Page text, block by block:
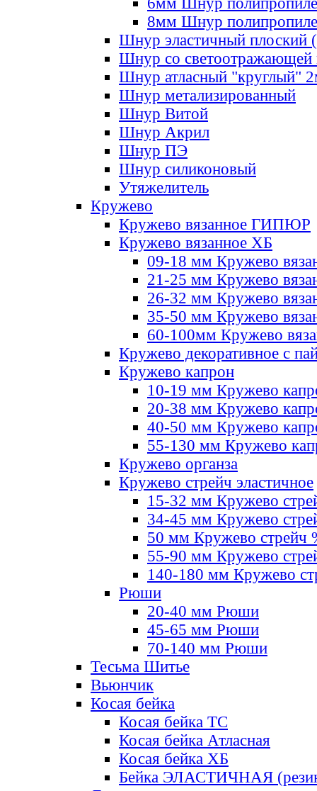
8мм Шнур
Шнур эластичный плоский
Шнур со светоотражающей
Шнур атласный "круглый"
Шнур метализированный
Шнур Витой
Шнур Акрил
Шнур ПЭ
Шнур силиконовый
Утяжелитель
Кружево
Кружево вязанное ГИПЮР
Кружево вязанное ХБ
09-18 мм Кружево
21-25 мм Кружево
26-32 мм Кружево
35-50 мм Кружево
60-100мм Кружево
Кружево декоративное с
Кружево капрон
10-19 мм Кружево
20-38 мм Кружево
40-50 мм Кружево
55-130 мм Кружево
Кружево органза
Кружево стрейч эластичное
15-32 мм Кружево
34-45 мм Кружево
50 мм Кружево стрейч
55-90 мм Кружево
140-180 мм Кружево
Рюши
20-40 мм Рюши
45-65 мм Рюши
70-140 мм Рюши
Тесьма Шитье
Вьюнчик
Косая бейка
Косая бейка ТС
Косая бейка Атласная
Косая бейка ХБ
Бейка ЭЛАСТИЧНАЯ